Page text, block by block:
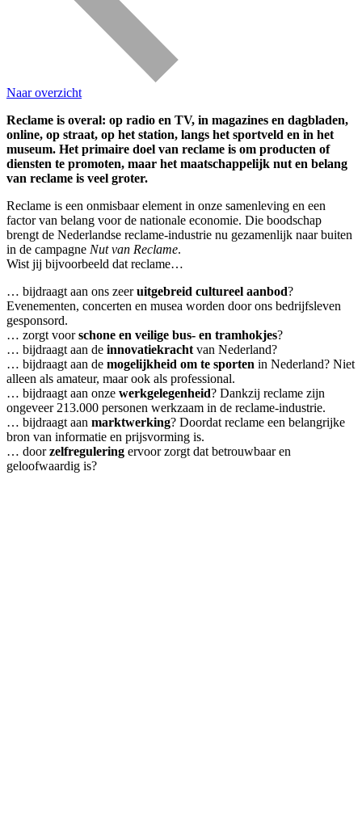
Naar overzicht
Reclame is overal: op radio en TV, in magazines en dagbladen,
online, op straat, op het station, langs het sportveld en in het
museum. Het primaire doel van reclame is om producten of
diensten te promoten, maar het maatschappelijk nut en belang
van reclame is veel groter.
Reclame is een onmisbaar element in onze samenleving en een
factor van belang voor de nationale economie. Die boodschap
brengt de Nederlandse reclame-industrie nu gezamenlijk naar buiten
in de campagne Nut van Reclame.
Wist jij bijvoorbeeld dat reclame…
… bijdraagt aan ons zeeruitgebreid cultureel aanbod?
Evenementen, concerten en musea worden door ons bedrijfsleven
gesponsord.
… zorgt voorschone en veilige bus- en tramhokjes?
… bijdraagt aan de innovatiekracht van Nederland?
… bijdraagt aan de mogelijkheid om te sporten in Nederland? Niet
alleen als amateur, maar ook als professional.
… bijdraagt aan onze werkgelegenheid? Dankzij reclame zijn
ongeveer 213.000 personen werkzaam in de reclame-industrie.
… bijdraagt aan marktwerking? Doordat reclame een belangrijke
bron van informatie en prijsvorming is.
… doorzelfregulering ervoor zorgt dat betrouwbaar en
geloofwaardig is?